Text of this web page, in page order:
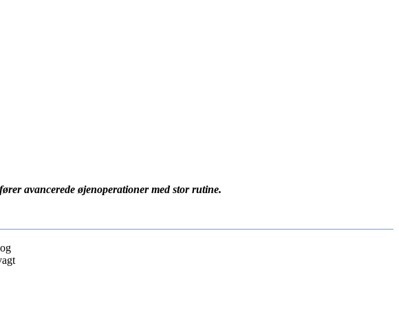
avancerede øjenoperationer med stor rutine.